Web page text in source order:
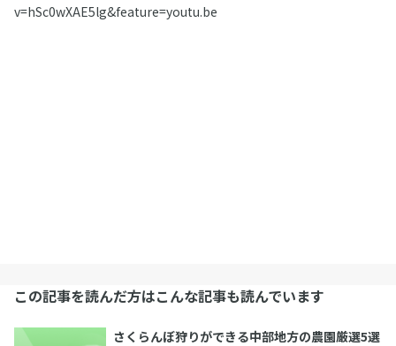
v=hSc0wXAE5lg&feature=youtu.be
この記事を読んだ方はこんな記事も読んでいます
さくらんぼ狩りができる中部地方の農園厳選5選